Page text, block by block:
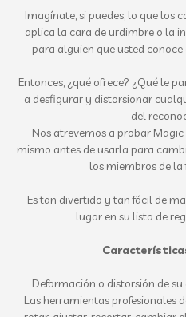
Imagínate, si puedes, lo que los
aplica la cara de urdimbre o la
para alguien que usted
Entonces, ¿qué ofrece? ¿Qué le
a desfigurar y distorsionar
del
Nos atrevemos a probar
mismo antes de usarla para
los miembros de
Es tan divertido y tan fácil de
lugar en su lista de
Deformación o distorsión de
Las herramientas profesionales